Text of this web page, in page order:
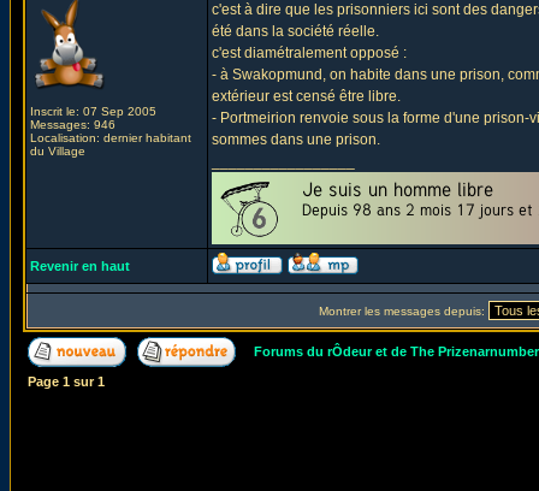
Inscrit le: 07 Sep 2005
Messages: 946
Localisation: dernier habitant
du Village
c'est à dire que les prisonniers ici sont des
été dans la société réelle.
c'est diamétralement opposé :
- à Swakopmund, on habite dans une prison,
extérieur est censé être libre.
- Portmeirion renvoie sous la forme d'une
sommes dans une prison.
Revenir en haut
Montrer les messages depuis:
Forums du rÔdeur et de The
Page 1 sur1